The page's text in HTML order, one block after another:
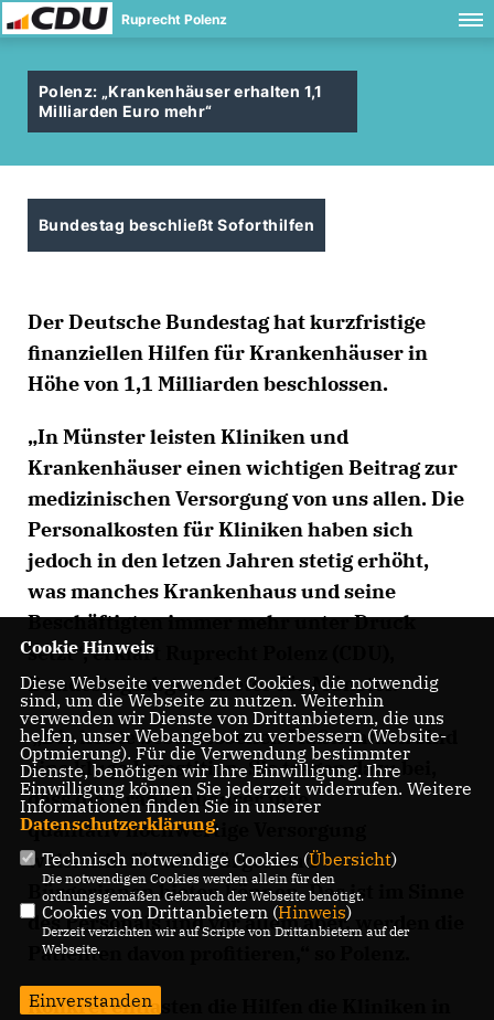
Ruprecht Polenz
Polenz: „Krankenhäuser erhalten 1,1
Milliarden Euro mehr“
Bundestag beschließt Soforthilfen
Der Deutsche Bundestag hat kurzfristige
finanziellen Hilfen für Krankenhäuser in
Höhe von 1,1 Milliarden beschlossen.
In Münster leisten Kliniken und
Krankenhäuser einen wichtigen Beitrag zur
medizinischen Versorgung von uns allen. Die
Personalkosten für Kliniken haben sich
jedoch in den letzen Jahren stetig erhöht,
was manches Krankenhaus und seine
Beschäftigten immer mehr unter Druck
setzt“, erklärt Ruprecht Polenz (CDU),
Bundestagsabgeordneter für Münster.
Die heute beschlossenen Maßnahmen sind
eine kluge Investition. Sie tragen dazu bei,
dass die Krankenhäuser ihre
qualitativ hochwertige Versorgung
weiterhin für alle Bürger und
Bürgerinnen bieten können. Das ist im Sinne
des Personals und vor allem aber, werden die
Patienten davon profitieren,“ so Polenz.
Konkret entlasten die Hilfen die Kliniken in
Cookie Hinweis
Diese Webseite verwendet Cookies, die notwendig
sind, um die Webseite zu nutzen. Weiterhin
verwenden wir Dienste von Drittanbietern, die uns
helfen, unser Webangebot zu verbessern (Website-
Optmierung). Für die Verwendung bestimmter
Dienste, benötigen wir Ihre Einwilligung. Ihre
Einwilligung können Sie jederzeit widerrufen. Weitere
Informationen finden Sie in unserer
Datenschutzerklärung.
Technisch notwendige Cookies (Übersicht)
Die notwendigen Cookies werden allein für den
ordnungsgemäßen Gebrauch der Webseite benötigt.
Cookies von Drittanbietern (Hinweis)
Derzeit verzichten wir auf Scripte von Drittanbietern auf der
Webseite.
Einverstanden